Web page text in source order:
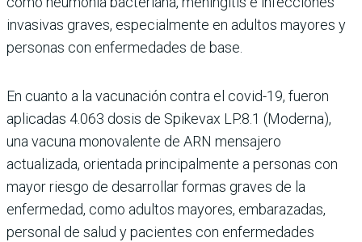
invasivas graves, especialmente en adultos mayores y
personas con enfermedades de base.
En cuanto a la vacunación contra el covid-19, fueron
aplicadas 4.063 dosis de Spikevax LP.8.1 (Moderna),
una vacuna monovalente de ARN mensajero
actualizada, orientada principalmente a personas con
mayor riesgo de desarrollar formas gra­ves de la
enfermedad, como adultos mayores, embara­zadas,
personal de salud y pacientes con enfermeda­des